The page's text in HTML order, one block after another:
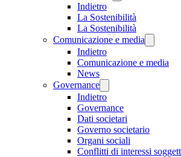
Indietro
La Sostenibilità
La Sostenibilità
Comunicazione e media
Indietro
Comunicazione e media
News
Governance
Indietro
Governance
Dati societari
Governo societario
Organi sociali
Conflitti di interessi